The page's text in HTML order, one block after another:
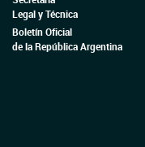
Legal y Técnica
Boletín Oficial
de la República Argentina